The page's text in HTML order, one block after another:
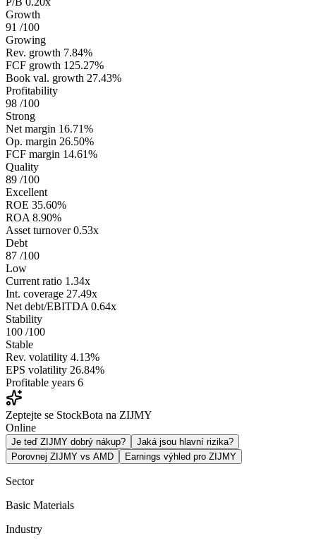
Growth
91 /100
Growing
Rev. growth 7.84%
FCF growth 125.27%
Book val. growth 27.43%
Profitability
98 /100
Strong
Net margin 16.71%
Op. margin 26.50%
FCF margin 14.61%
Quality
89 /100
Excellent
ROE 35.60%
ROA 8.90%
Asset turnover 0.53x
Debt
87 /100
Low
Current ratio 1.34x
Int. coverage 27.49x
Net debt/EBITDA 0.64x
Stability
100 /100
Stable
Rev. volatility 4.13%
EPS volatility 26.84%
Profitable years 6
Zeptejte se StockBota na ZIJMY
Online
Je teď ZIJMY dobrý nákup?
Jaká jsou hlavní rizika?
Porovnej ZIJMY vs AMD
Earnings výhled pro ZIJMY
Sector
Basic Materials
Industry